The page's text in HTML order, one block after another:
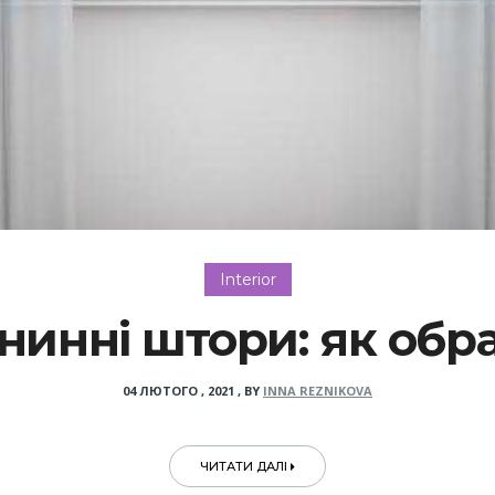
Interior
штори: як
04 ЛЮТОГО , 2021 , BY INNA REZNIKOVA
ЧИТАТИ ДАЛІ